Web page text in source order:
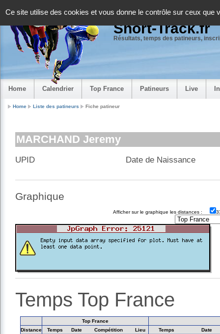
Ce site utilise des cookies et vous donne le contrôle sur ceux que
Short-Track.fr
Résultats, temps des patineurs,
Home Calendrier Top France Patineurs Live
Home Liste des patineurs Fiche patineur
MARCHAND Jeremy
UPID Date de Naissance
Graphique
Afficher sur le graphique les distances :
Temps Top France
Top France
Distance
Temps Date Compétition Lieu Temps
Date